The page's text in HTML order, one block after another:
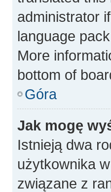
administrator
language
More
bottom of
Góra
Jak mogę
Istnieją dwa
użytkownika
związane z